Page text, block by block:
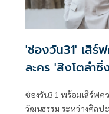
'ช่องวัน31' เสิร์
ละคร 'สิงโตลำซิ่
ช่องวัน31 พร้อมเสิร์ฟค
วัฒนธรรม ระหว่างศิลปะ